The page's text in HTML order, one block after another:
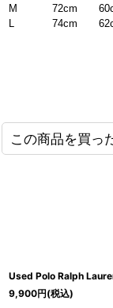
M
72cm
L
74cm
この商品を買っ
Used Polo Ralph
9,900円(税込)